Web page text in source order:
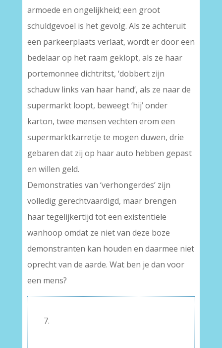
armoede en ongelijkheid; een groot
schuldgevoel is het gevolg. Als ze achteruit
een parkeerplaats verlaat, wordt er door een
bedelaar op het raam geklopt, als ze haar
portemonnee dichtritst, ‘dobbert zijn
schaduw links van haar hand’, als ze naar de
supermarkt loopt, beweegt ‘hij’ onder
karton, twee mensen vechten erom een
supermarktkarretje te mogen duwen, drie
gebaren dat zij op haar auto hebben gepast
en willen geld.
Demonstraties van ‘verhongerdes’ zijn
volledig gerechtvaardigd, maar brengen
haar tegelijkertijd tot een existentiële
wanhoop omdat ze niet van deze boze
demonstranten kan houden en daarmee niet
oprecht van de aarde. Wat ben je dan voor
een mens?
7.